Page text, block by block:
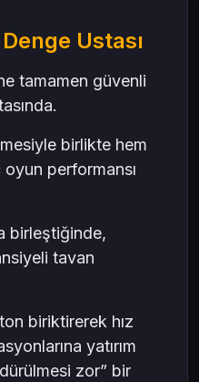
Ustası
tamamen güvenli
birlikte hem
performansı
birleştiğinde,
tavan
biriktirerek hız
yatırım
zor” bir